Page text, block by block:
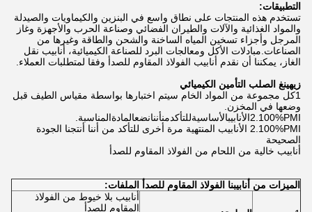
التطبيقات:
تستخدم هذه المنتجات على نطاق واسع في البنزين والكيماويات والصيدلة
والمواد الغذائية والآلات والطيران الفضائي وصناعة الحرب والأجهزة وغاز
المرجل وأجزاء تسخين المياه الساخنة والشحن والطاقة وغيرها من
الصناعات.مبادلات الأكل ومعالجات البرد للصناعة الكيميائية، أنابيب نقل
الغاز، يمكننا أن نقدم أنابيب الفولاذ المقاوم للصدأ وفقا لمتطلبات العملاء.
زيهينغ الصلب التأمين الكيميائي
1كل مجموعة من المواد الخام سيتم اختبارها بواسطة مقياس الطيف قبل
وضعها في المخزن.
2.100%PMIالأنابيبالأساسيةللتأكدمنأننانضعالمادةالمناسبة.
2.100%PMI الأنابيب المنتهية مرة أخرى للتأكد من أننا أنتجنا الجودة
الصحيحة
أنابيب خالية من اللحام من الفولاذ المقاوم للصدأ
الميزات من أنابيبنا الفولاذ المقاوم للصدأ الملفات:
أنابيب بلا خيوط من الفولاذ
المقاوم للصدأ